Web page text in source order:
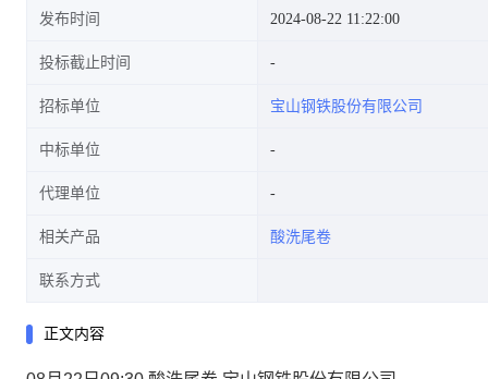
发布时间 2024-08-22 11:22:00
投标截止时间
招标单位 宝山钢铁股份有限公司
中标单位
代理单位
相关产品 酸洗尾卷
联系方式
正文内容